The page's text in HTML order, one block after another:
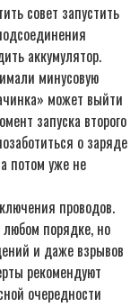
совет запустить
аккумулятор.
минусовую
может выйти
запуска второго
о заряде
потом уже не
проводов.
порядке, но
и даже взрывов
рекомендуют
очередности